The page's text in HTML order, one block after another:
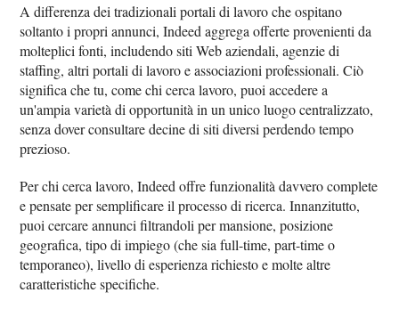
A differenza dei tradizionali portali di lavoro che ospitano
soltanto i propri annunci, Indeed aggrega offerte provenienti da
molteplici fonti, includendo siti Web aziendali, agenzie di
staffing, altri portali di lavoro e associazioni professionali. Ciò
significa che tu, come chi cerca lavoro, puoi accedere a
un'ampia varietà di opportunità in un unico luogo centralizzato,
senza dover consultare decine di siti diversi perdendo tempo
prezioso.
Per chi cerca lavoro, Indeed offre funzionalità davvero complete
e pensate per semplificare il processo di ricerca. Innanzitutto,
puoi cercare annunci filtrandoli per mansione, posizione
geografica, tipo di impiego (che sia full-time, part-time o
temporaneo), livello di esperienza richiesto e molte altre
caratteristiche specifiche.